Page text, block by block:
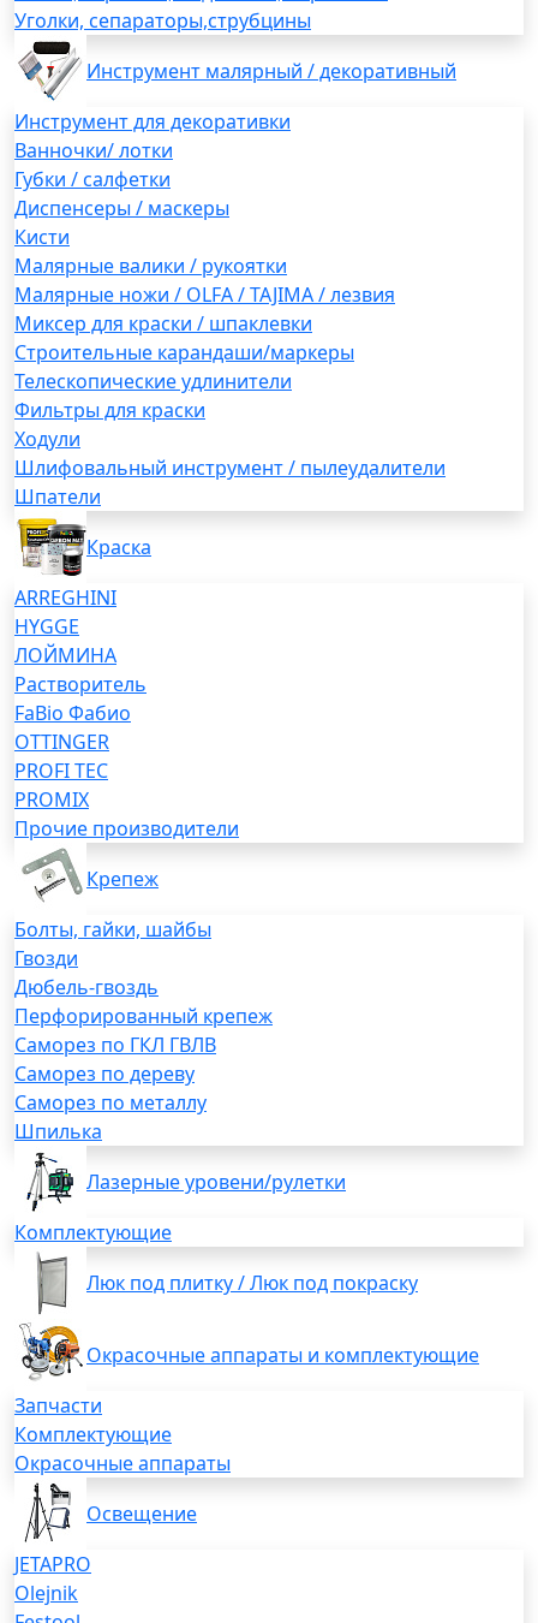
Уголки, сепараторы,струбцины
Инструмент малярный / декоративный
Инструмент для декоративки
Ванночки/ лотки
Губки / салфетки
Диспенсеры / маскеры
Кисти
Малярные валики / рукоятки
Малярные ножи / OLFA / TAJIMA / лезвия
Миксер для краски / шпаклевки
Строительные карандаши/маркеры
Телескопические удлинители
Фильтры для краски
Ходули
Шлифовальный инструмент / пылеудалители
Шпатели
Краска
ARREGHINI
HYGGE
ЛОЙМИНА
Растворитель
FaBio Фабио
OTTINGER
PROFI TEC
PROMIX
Прочие производители
Крепеж
Болты, гайки, шайбы
Гвозди
Дюбель-гвоздь
Перфорированный крепеж
Саморез по ГКЛ ГВЛВ
Саморез по дереву
Саморез по металлу
Шпилька
Лазерные уровени/рулетки
Комплектующие
Люк под плитку / Люк под покраску
Окрасочные аппараты и комплектующие
Запчасти
Комплектующие
Окрасочные аппараты
Освещение
JETAPRO
Olejnik